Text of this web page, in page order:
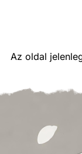
Az oldal